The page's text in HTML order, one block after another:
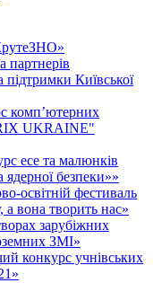
партнерів
Київської
комп’ютерних
UKRAINE"
есе та малюнків
безпеки»»
освітній фестиваль
вона творить нас»
зарубіжних
ЗМІ»
конкурс учнівських